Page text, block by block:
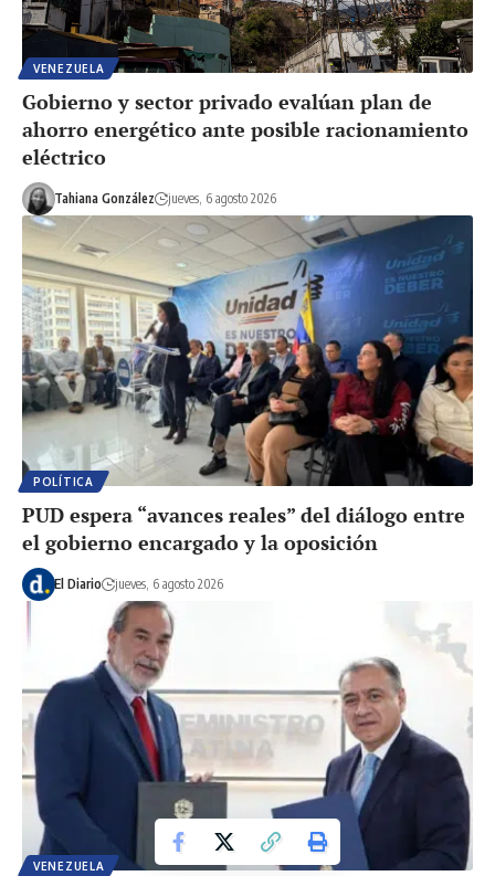
VENEZUELA
Gobierno y sector privado evalúan plan de
ahorro energético ante posible racionamiento
eléctrico
Tahiana González jueves, 6 agosto 2026
POLÍTICA
PUD espera “avances reales” del diálogo entre
el gobierno encargado y la oposición
El Diario jueves, 6 agosto 2026
VENEZUELA